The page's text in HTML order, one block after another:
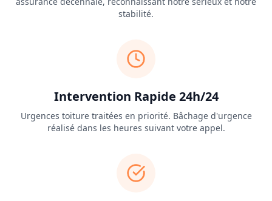
stabilité.
Intervention Rapide 24h/24
Urgences toiture traitées en priorité. Bâchage d'urgence
réalisé dans les heures suivant votre appel.